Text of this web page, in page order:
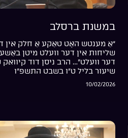
במשנת ברסלב
“אַ מענטש האָט טאַקע אַ חלק אין
שליחות אין דער וועלט מיטן
דער וועלט”… הרב ניסן דוד
שיעור בליל ט”ו בשבט התשפ”ו
10/02/2026